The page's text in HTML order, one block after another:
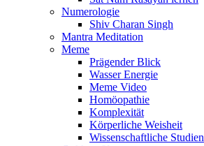
Numerologie
Shiv Charan Singh
Mantra Meditation
Meme
Prägender Blick
Wasser Energie
Meme Video
Homöopathie
Komplexität
Körperliche Weisheit
Wissenschaftliche Studien